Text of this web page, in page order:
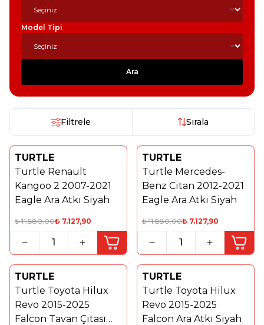
Model Tipi
Ara
Filtrele Sırala
%40
TURTLE
Turtle Renault
Kangoo 2 2007-2021
Eagle Ara Atkı Siyah
₺11.880,00₺ 7.127,90
%40
TURTLE
Turtle Mercedes-
Benz Citan 2012-2021
Eagle Ara Atkı Siyah
₺11.880,00₺ 7.127,90
Yeni
TURTLE
Turtle Toyota Hilux
Revo 2015-2025
Falcon Tavan Çıtası
%40
TURTLE
Turtle Toyota Hilux
Revo 2015-2025
Falcon Ara Atkı Siyah